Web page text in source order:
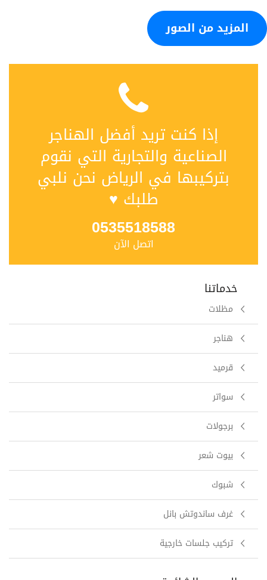
المزيد من الصور
إذا كنت تريد أفضل الهناجر
الصناعية والتجارية التي نقوم
بتركيبها في الرياض نحن نلبي
طلبك ♥
0535518588
اتصل الآن
خدماتنا
مظلات
هناجر
قرميد
سواتر
برجولات
بيوت شعر
شبوك
غرف ساندوتش بانل
تركيب جلسات خارجية